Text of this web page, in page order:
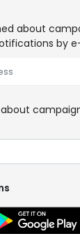
about
by